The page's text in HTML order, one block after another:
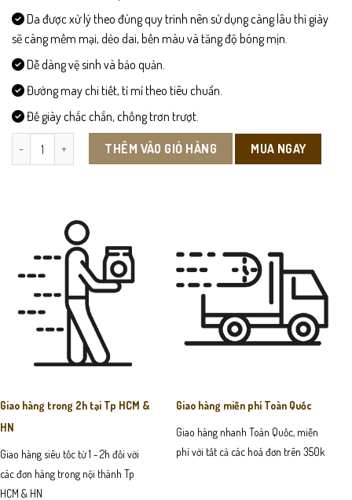
Da được xử lý theo đúng quy trình nên sử dụng càng lâu thì giày
sẽ càng mềm mại, dẻo dai, bền màu và tăng độ bóng mịn.
Dễ dàng vệ sinh và bảo quản.
Đường may chi tiết, tỉ mỉ theo tiêu chuẩn.
Đế giày chắc chắn, chống trơn trượt.
LD020 - Giày Lười Da Bò số lượng
THÊM VÀO GIỎ HÀNG MUA NGAY
Giao hàng trong 2h tại Tp HCM &
HN
Giao hàng siêu tốc từ 1 - 2h đối với
các đơn hàng trong nội thành Tp
HCM & HN
Giao hàng miễn phí Toàn Quốc
Giao hàng nhanh Toàn Quốc, miễn
phí với tất cả các hoá đơn trên 350k